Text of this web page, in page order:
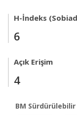
H-İndeks
6
Açık Erişim
4
BM Sürdürülebilir